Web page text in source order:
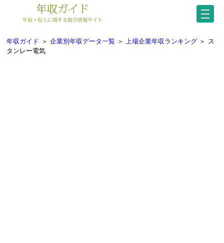
年収ガイド ＞ 企業別年収データ一覧 ＞ 上場企業年収ランキング ＞ ス
タンレー電気